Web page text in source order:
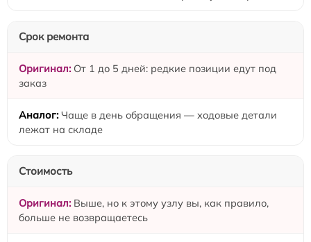
Срок ремонта
От 1 до 5 дней: редкие позиции едут под
заказ
Чаще в день обращения — ходовые детали
лежат на складе
Стоимость
Выше, но к этому узлу вы, как правило,
больше не возвращаетесь